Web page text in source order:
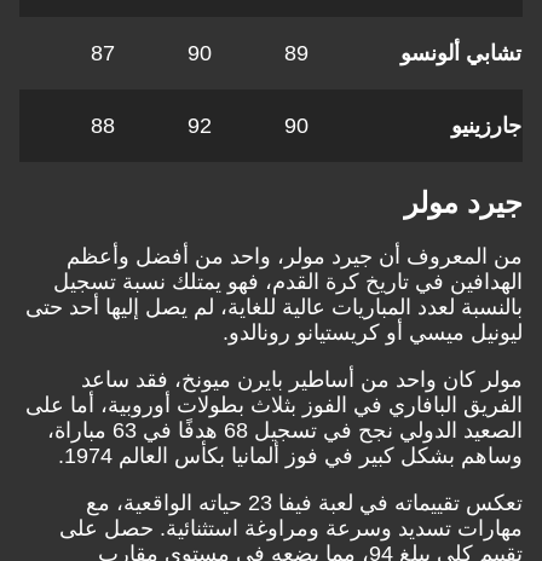
ألونسو
مولر
أن جيرد مولر، واحد من أفضل وأعظم
في تاريخ كرة القدم، فهو يمتلك نسبة تسجيل
لعدد المباريات عالية للغاية، لم يصل إليها أحد حتى
ميسي أو كريستيانو رونالدو.
كان واحد من أساطير بايرن ميونخ، فقد ساعد
البافاري في الفوز بثلاث بطولات أوروبية، أما على
الصعيد الدولي نجح في تسجيل 68 هدفًا في 63 مباراة،
بشكل كبير في فوز ألمانيا بكأس العالم 1974.
تعكس تقييماته في لعبة فيفا 23 حياته الواقعية، مع
تسديد وسرعة ومراوغة استثنائية. حصل على
تقييم كلي يبلغ 94، مما يضعه في مستوى مقارب